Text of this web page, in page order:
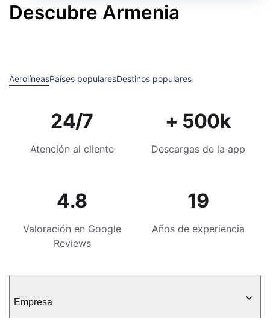
Descubre Armenia
AerolíneasPaíses popularesDestinos populares
24/7
Atención al cliente
+ 500k
Descargas de la app
4.8
Valoración en Google
Reviews
19
Años de experiencia
Empresa